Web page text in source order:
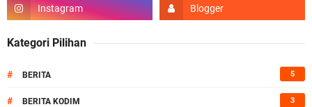
Kategori Pilihan
# BERITA 5
# BERITA KODIM 3